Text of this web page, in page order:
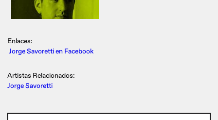
Enlaces:
Jorge Savoretti en Facebook
Artistas Relacionados:
Jorge Savoretti